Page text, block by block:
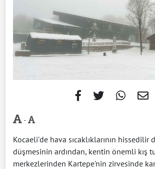
-
Kocaeli'de hava sıcaklıklarının hissedilir
düşmesinin ardından, kentin önemli kış
merkezlerinden Kartepe'nin zirvesinde kar